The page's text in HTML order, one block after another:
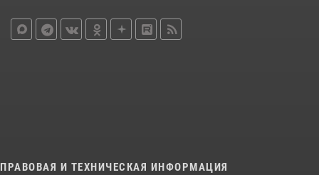
ПРАВОВАЯ И ТЕХНИЧЕСКАЯ ИНФОРМАЦИЯ